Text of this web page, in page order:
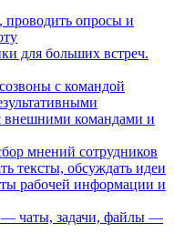
проводить опросы и
для больших встреч.
с командой
внешними командами и
мнений сотрудников
тексты, обсуждать идеи
рабочей информации и
— чаты, задачи, файлы —